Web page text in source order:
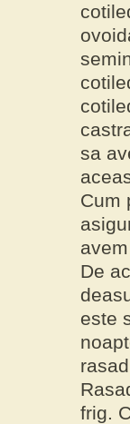
sa
Cum
De
este
frig.